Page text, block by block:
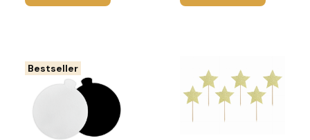
Bestseller